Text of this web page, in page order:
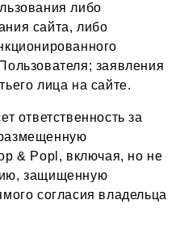
либо
сайта, либо
заявления
лица на сайте.
ответственность за
& Popl, включая, но не
защищенную
согласия владельца